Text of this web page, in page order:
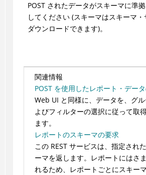
POST されたデータがスキーマに準
してください (スキーマはスキーマ
ダウンロードできます)。
関連情報
POST を使用したレポート・デー
Web UI と同様に、データを、グ
よびフィルターの選択に従って取
ます。
レポートのスキーマの要求
この REST サービスは、指定され
ーマを返します。レポートにはさ
れるため、レポートごとにスキー